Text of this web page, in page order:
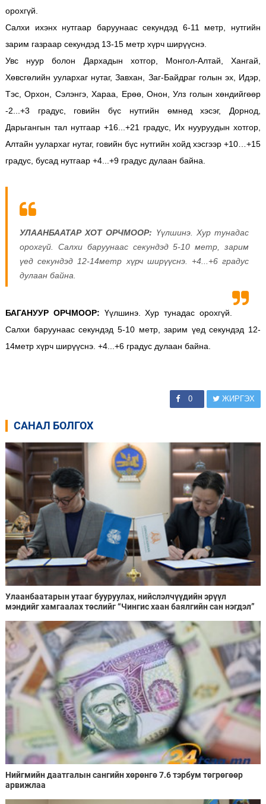
орохгүй.
Салхи ихэнх нутгаар баруунаас секундэд 6-11 метр, нутгийн
зарим газраар секундэд 13-15 метр хүрч ширүүснэ.
Увс нуур болон Дархадын хотгор, Монгол-Алтай, Хангай,
Хөвсгөлийн уулархаг нутаг, Завхан, Заг-Байдраг голын эх, Идэр,
Тэс, Орхон, Сэлэнгэ, Хараа, Ерөө, Онон, Улз голын хөндийгөөр
-2...+3 градус, говийн бүс нутгийн өмнөд хэсэг, Дорнод,
Дарьгангын тал нутгаар +16...+21 градус, Их нууруудын хотгор,
Алтайн уулархаг нутаг, говийн бүс нутгийн хойд хэсгээр +10…+15
градус, бусад нутгаар +4...+9 градус дулаан байна.
УЛААНБААТАР ХОТ ОРЧМООР: Үүлшинэ. Хур тунадас
орохгүй. Салхи баруунаас секундэд 5-10 метр, зарим
үед секундэд 12-14метр хүрч ширүүснэ. +4...+6 градус
дулаан байна.
БАГАНУУР ОРЧМООР: Үүлшинэ. Хур тунадас орохгүй.
Салхи баруунаас секундэд 5-10 метр, зарим үед секундэд 12-
14метр хүрч ширүүснэ. +4...+6 градус дулаан байна.
0 ЖИРГЭХ
САНАЛ БОЛГОХ
Улаанбаатарын утааг бууруулах, нийслэлчүүдийн эрүүл
мэндийг хамгаалах төслийг “Чингис хаан баялгийн сан нэгдэл”
Нийгмийн даатгалын сангийн хөрөнгө 7.6 тэрбум төгрөгөөр
арвижлаа